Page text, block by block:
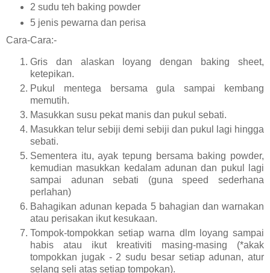
2 sudu teh baking powder
5 jenis pewarna dan perisa
Cara-Cara:-
Gris dan alaskan loyang dengan baking sheet,
ketepikan.
Pukul mentega bersama gula sampai kembang
memutih.
Masukkan susu pekat manis dan pukul sebati.
Masukkan telur sebiji demi sebiji dan pukul lagi hingga
sebati.
Sementera itu, ayak tepung bersama baking powder,
kemudian masukkan kedalam adunan dan pukul lagi
sampai adunan sebati (guna speed sederhana
perlahan)
Bahagikan adunan kepada 5 bahagian dan warnakan
atau perisakan ikut kesukaan.
Tompok-tompokkan setiap warna dlm loyang sampai
habis atau ikut kreativiti masing-masing (*akak
tompokkan jugak - 2 sudu besar setiap adunan, atur
selang seli atas setiap tompokan).